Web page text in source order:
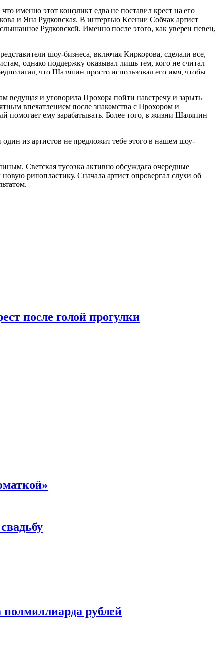
именно этот конфликт едва не поставил крест на его
и Яна Рудковская. В интервью Ксении Собчак артист
Рудковской. Именно после этого, как уверен певец,
шоу-бизнеса, включая Киркорова, сделали все,
однако поддержку оказывал лишь тем, кого не считал
что Шаляпин просто использовал его имя, чтобы
ведущая и уговорила Прохора пойти навстречу и зарыть
впечатлением после знакомства с Прохором и
помогает ему зарабатывать. Более того, в жизни Шаляпин —
из артистов не предложит тебе этого в нашем шоу-
Светская тусовка активно обсуждала очередные
ринопластику. Сначала артист опровергал слухи об
после голой прогулки
рублей